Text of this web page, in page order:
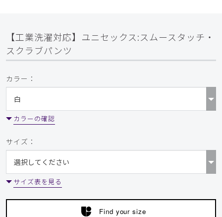
【工業洗濯対応】ユニセックス:スムースタッチ・
スクラブパンツ
カラー：
カラーの確認
サイズ：
サイズ表を見る
Find your size